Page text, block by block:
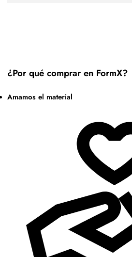
¿Por qué comprar en FormX?
Amamos el material